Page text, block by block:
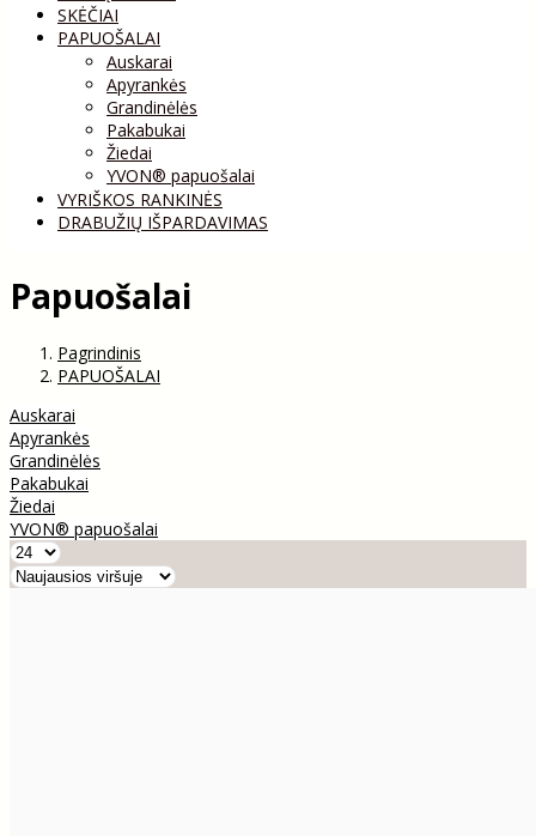
SKĖČIAI
PAPUOŠALAI
Auskarai
Apyrankės
Grandinėlės
Pakabukai
Žiedai
YVON® papuošalai
VYRIŠKOS RANKINĖS
DRABUŽIŲ IŠPARDAVIMAS
Papuošalai
Pagrindinis
PAPUOŠALAI
Auskarai
Apyrankės
Grandinėlės
Pakabukai
Žiedai
YVON® papuošalai